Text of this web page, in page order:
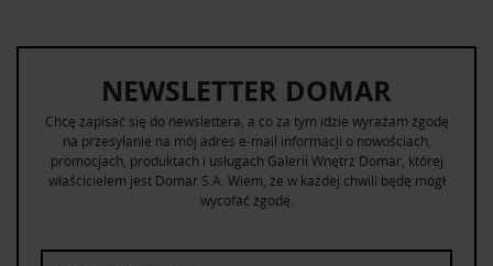
NEWSLETTER DOMAR
Chcę zapisać się do newslettera, a co za tym idzie wyrażam zgodę
na przesyłanie na mój adres e-mail informacji o nowościach,
promocjach, produktach i usługach Galerii Wnętrz Domar, której
właścicielem jest Domar S.A. Wiem, że w każdej chwili będę mógł
wycofać zgodę.